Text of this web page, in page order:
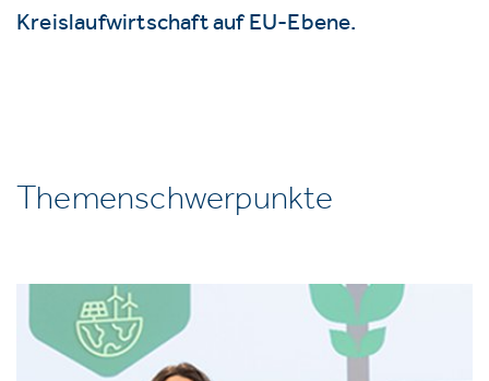
Kreislaufwirtschaft auf EU-Ebene.
Themenschwerpunkte